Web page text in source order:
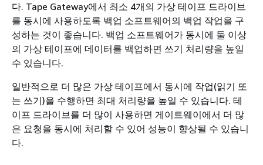
다. Tape Gateway에서 최소 4개의 가상 테이프 드라이브
를 동시에 사용하도록 백업 소프트웨어의 백업 작업을 구
성하는 것이 좋습니다. 백업 소프트웨어가 동시에 둘 이상
의 가상 테이프에 데이터를 백업하면 쓰기 처리량을 높일
수 있습니다.
일반적으로 더 많은 가상 테이프에서 동시에 작업(읽기 또
는 쓰기)을 수행하면 최대 처리량을 높일 수 있습니다. 테
이프 드라이브를 더 많이 사용하면 게이트웨이에서 더 많
은 요청을 동시에 처리할 수 있어 성능이 향상될 수 있습니
다.